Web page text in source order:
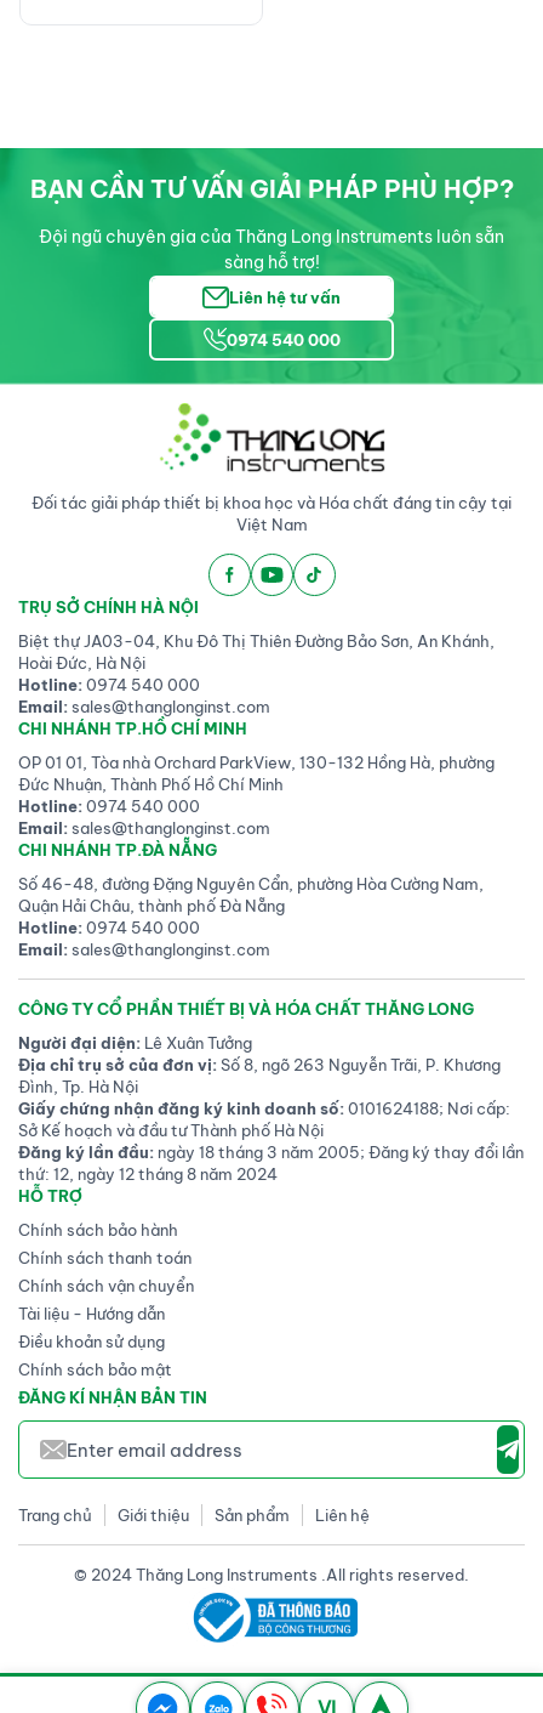
BẠN CẦN TƯ VẤN GIẢI PHÁP PHÙ HỢP?
Đội ngũ chuyên gia của Thăng Long Instruments luôn sẵn
sàng hỗ trợ!
Liên hệ tư vấn
0974 540 000
Đối tác giải pháp thiết bị khoa học và Hóa chất đáng tin cậy tại
Việt Nam
TRỤ SỞ CHÍNH HÀ NỘI
Biệt thự JA03-04, Khu Đô Thị Thiên Đường Bảo Sơn, An Khánh,
Hoài Đức, Hà Nội
Hotline:0974 540 000
Email:sales@thanglonginst.com
CHI NHÁNH TP.HỒ CHÍ MINH
OP 01 01, Tòa nhà Orchard ParkView, 130-132 Hồng Hà, phường
Đức Nhuận, Thành Phố Hồ Chí Minh
Hotline:0974 540 000
Email:sales@thanglonginst.com
CHI NHÁNH TP.ĐÀ NẴNG
Số 46-48, đường Đặng Nguyên Cẩn, phường Hòa Cường Nam,
Quận Hải Châu, thành phố Đà Nẵng
Hotline:0974 540 000
Email:sales@thanglonginst.com
CÔNG TY CỔ PHẦN THIẾT BỊ VÀ HÓA CHẤT THĂNG LONG
Người đại diện: Lê Xuân Tưởng
Địa chỉ trụ sở của đơn vị:Số 8, ngõ 263 Nguyễn Trãi, P. Khương
Đình, Tp. Hà Nội
Giấy chứng nhận đăng ký kinh doanh số:0101624188; Nơi cấp:
Sở Kế hoạch và đầu tư Thành phố Hà Nội
Đăng ký lần đầu: ngày 18 tháng 3 năm 2005; Đăng ký thay đổi lần
thứ: 12, ngày 12 tháng 8 năm 2024
HỖ TRỢ
Chính sách bảo hành
Chính sách thanh toán
Chính sách vận chuyển
Tài liệu - Hướng dẫn
Điều khoản sử dụng
Chính sách bảo mật
ĐĂNG KÍ NHẬN BẢN TIN
Trang chủ Giới thiệu Sản phẩm Liên hệ
© 2024 Thăng Long Instruments .All rights reserved.